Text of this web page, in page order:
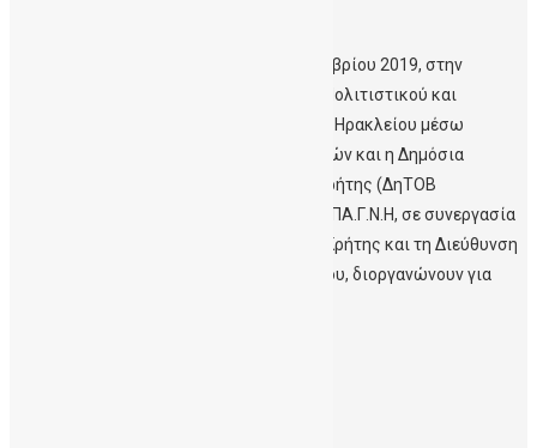
Εκδήλωση για το ευρύ κοινό στις 25 Νοεμβρίου 2019, στην
Αίθουσα του Πειραματικού Θεάτρου του Πολιτιστικού και
Συνεδριακού Κέντρου Ηρακλείου Ο Δήμος Ηρακλείου μέσω
της Αντιδημαρχίας Κοινωνικών Υπηρεσιών και η Δημόσια
Τράπεζα Ομφαλικών Βλαστοκυττάρων Κρήτης (ΔηΤΟΒ
Κρήτης) της Αιματολογικής Κλινικής του ΠΑ.Γ.Ν.Η, σε συνεργασία
με την Ιατρική Σχολή του Πανεπιστημίου Κρήτης και τη Διεύθυνση
Δευτεροβάθμιας Εκπαίδευσης Ν.Ηρακλείου, διοργανώνουν για